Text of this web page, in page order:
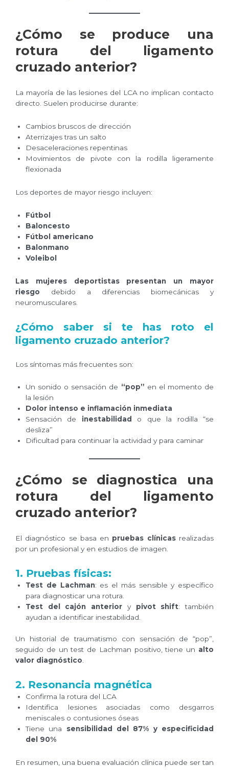
¿Cómo se produce una
rotura del ligamento
cruzado anterior?
La mayoría de las lesiones del LCA no implican contacto
directo. Suelen producirse durante:
Cambios bruscos de dirección
Aterrizajes tras un salto
Desaceleraciones repentinas
Movimientos de pivote con la rodilla ligeramente
flexionada
Los deportes de mayor riesgo incluyen:
Fútbol
Baloncesto
Fútbol americano
Balonmano
Voleibol
Las mujeres deportistas presentan un mayor
riesgo debido a diferencias biomecánicas y
neuromusculares.
¿Cómo saber si te has roto el
ligamento cruzado anterior?
Los síntomas más frecuentes son:
Un sonido o sensación de “pop” en el momento de
la lesión
Dolor intenso e inflamación inmediata
Sensación de inestabilidad
o que la rodilla “se
desliza”
Dificultad para continuar la actividad y para caminar
¿Cómo se diagnostica una
rotura del ligamento
cruzado anterior?
El diagnóstico se basa en pruebas clínicasrealizadas
por un profesional y en estudios de imagen.
1. Pruebas físicas:
Test de Lachman: es el más sensible y específico
para diagnosticar una rotura.
Test del cajón anterior y pivot shift: también
ayudan a identificar inestabilidad.
Un historial de traumatismo con sensación de “pop”,
seguido de un test de Lachman positivo, tiene un alto
valor diagnóstico
2. Resonancia magnética
Confirma la rotura del LCA
Identifica lesiones asociadas como desgarros
meniscales o contusiones óseas
Tiene una sensibilidad del 87% y especificidad
del 90%
En resumen, una buena evaluación clínica puede ser tan